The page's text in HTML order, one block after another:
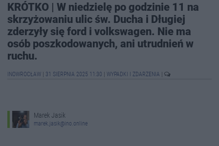
KRÓTKO | W niedzielę po godzinie 11 na
skrzyżowaniu ulic św. Ducha i Długiej
zderzyły się ford i volkswagen. Nie ma
osób poszkodowanych, ani utrudnień w
ruchu.
INOWROCŁAW 31 SIERPNIA 2025 11:30 WYPADKI I ZDARZENIA
Marek Jasik
marek.jasik@ino.online